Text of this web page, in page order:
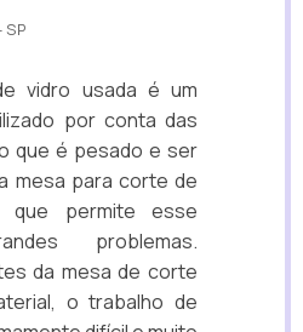
SP
vidro usada é um
por conta das
que é pesado e ser
mesa para corte de
que permite esse
problemas.
da mesa de corte
o trabalho de